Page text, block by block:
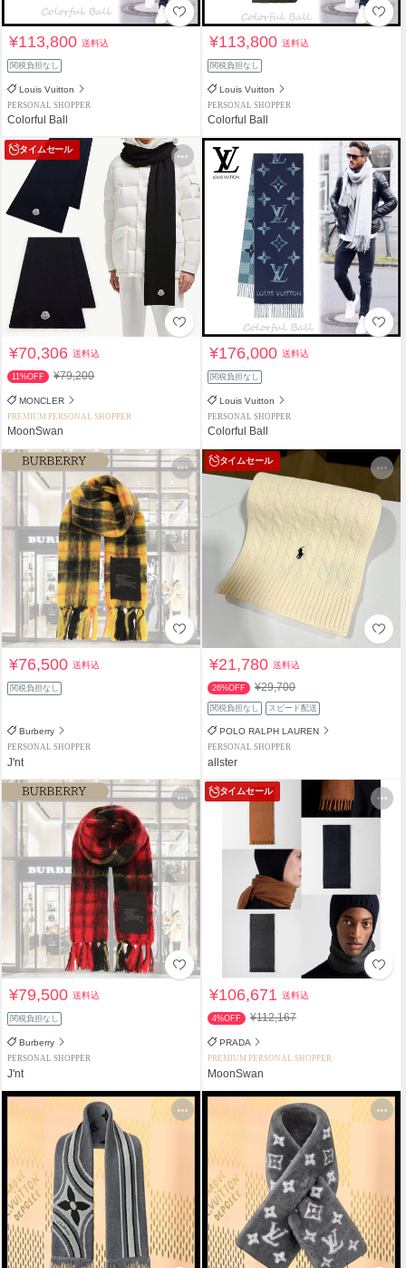
¥113,800送料込
関税負担なし
Louis Vuitton
PERSONAL SHOPPER
Colorful Ball
¥113,800送料込
関税負担なし
Louis Vuitton
PERSONAL SHOPPER
Colorful Ball
タイムセール
¥70,306送料込
11%OFF ¥79,200
MONCLER
PREMIUM PERSONAL SHOPPER
MoonSwan
¥176,000送料込
関税負担なし
Louis Vuitton
PERSONAL SHOPPER
Colorful Ball
¥76,500送料込
関税負担なし
Burberry
PERSONAL SHOPPER
J'nt
タイムセール
¥21,780送料込
26%OFF ¥29,700
関税負担なし スピード配送
POLO RALPH LAUREN
PERSONAL SHOPPER
allster
¥79,500送料込
関税負担なし
Burberry
PERSONAL SHOPPER
J'nt
タイムセール
¥106,671送料込
4%OFF ¥112,167
PRADA
PREMIUM PERSONAL SHOPPER
MoonSwan